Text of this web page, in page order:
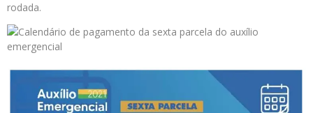
rodada.